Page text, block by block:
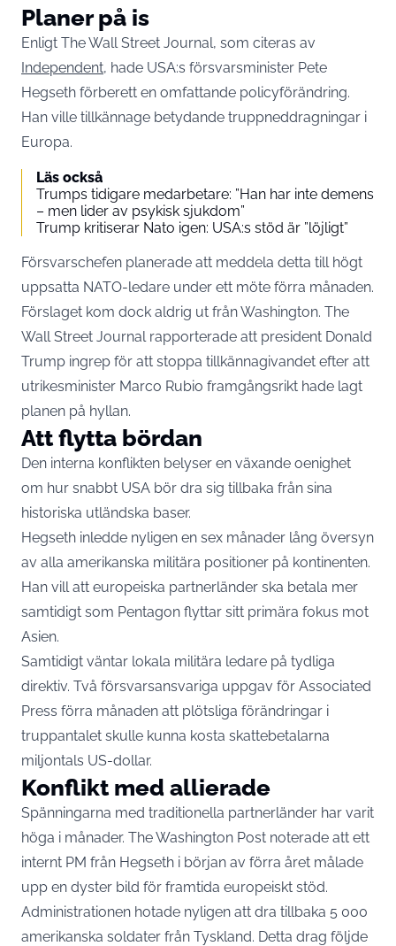
Planer på is
Enligt The Wall Street Journal, som citeras av
Independent, hade USA:s försvarsminister Pete
Hegseth förberett en omfattande policyförändring.
Han ville tillkännage betydande truppneddragningar i
Europa.
Läs också
Trumps tidigare medarbetare: ”Han har inte demens
– men lider av psykisk sjukdom”
Trump kritiserar Nato igen: USA:s stöd är ”löjligt”
Försvarschefen planerade att meddela detta till högt
uppsatta NATO-ledare under ett möte förra månaden.
Förslaget kom dock aldrig ut från Washington. The
Wall Street Journal rapporterade att president Donald
Trump ingrep för att stoppa tillkännagivandet efter att
utrikesminister Marco Rubio framgångsrikt hade lagt
planen på hyllan.
Att flytta bördan
Den interna konflikten belyser en växande oenighet
om hur snabbt USA bör dra sig tillbaka från sina
historiska utländska baser.
Hegseth inledde nyligen en sex månader lång översyn
av alla amerikanska militära positioner på kontinenten.
Han vill att europeiska partnerländer ska betala mer
samtidigt som Pentagon flyttar sitt primära fokus mot
Asien.
Samtidigt väntar lokala militära ledare på tydliga
direktiv. Två försvarsansvariga uppgav för Associated
Press förra månaden att plötsliga förändringar i
truppantalet skulle kunna kosta skattebetalarna
miljontals US-dollar.
Konflikt med allierade
Spänningarna med traditionella partnerländer har varit
höga i månader. The Washington Post noterade att ett
internt PM från Hegseth i början av förra året målade
upp en dyster bild för framtida europeiskt stöd.
Administrationen hotade nyligen att dra tillbaka 5 000
amerikanska soldater från Tyskland. Detta drag följde